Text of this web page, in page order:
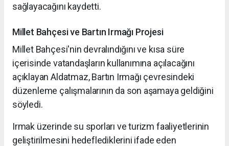
sağlayacağını kaydetti.
Millet Bahçesi ve Bartın Irmağı Projesi
Millet Bahçesi'nin devralındığını ve kısa süre
içerisinde vatandaşların kullanımına açılacağını
açıklayan Aldatmaz, Bartın Irmağı çevresindeki
düzenleme çalışmalarının da son aşamaya geldiğini
söyledi.
Irmak üzerinde su sporları ve turizm faaliyetlerinin
geliştirilmesini hedeflediklerini ifade eden